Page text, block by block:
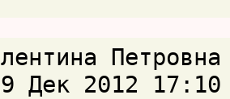
2012 17:10